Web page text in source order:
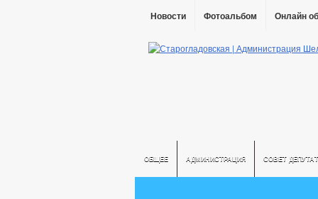
Новости Фотоальбом Онлайн
ОБЩЕЕ АДМИНИСТРАЦИЯ СОВЕТ